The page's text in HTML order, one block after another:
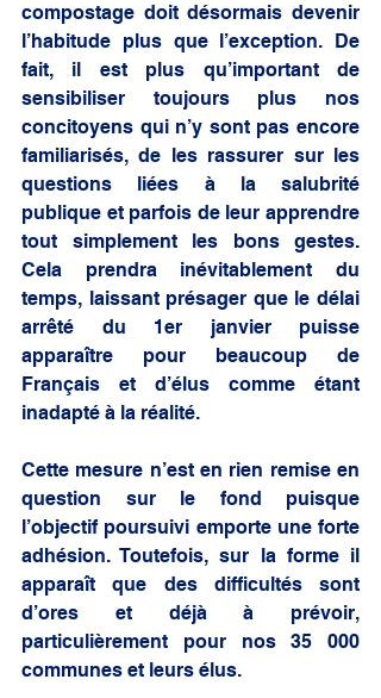
compostage doit désormais devenir
l’habitude plus que l’exception. De
fait, il est plus qu’important de
sensibiliser toujours plus nos
concitoyens qui n’y sont pas encore
familiarisés, de les rassurer sur les
questions liées à la salubrité
publique et parfois de leur apprendre
tout simplement les bons gestes.
Cela prendra inévitablement du
temps, laissant présager que le délai
arrêté du 1er janvier puisse
apparaître pour beaucoup de
Français et d’élus comme étant
inadapté à la réalité.
Cette mesure n’est en rien remise en
question sur le fond puisque
l’objectif poursuivi emporte une forte
adhésion. Toutefois, sur la forme il
apparaît que des difficultés sont
d’ores et déjà à prévoir,
particulièrement pour nos 35 000
communes et leurs élus.